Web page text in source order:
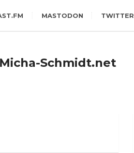
MASTODON TWITTER
Schmidt.net